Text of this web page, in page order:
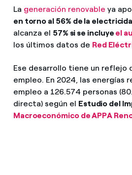
La generación renovable ya
en torno al 56% de la
alcanza el 57% si se incluye el
los últimos datos de Red
Ese desarrollo tiene un reflejo
empleo. En 2024, las energías
empleo a 126.574 personas
directa) según el Estudio del
Macroeconómico de APPA